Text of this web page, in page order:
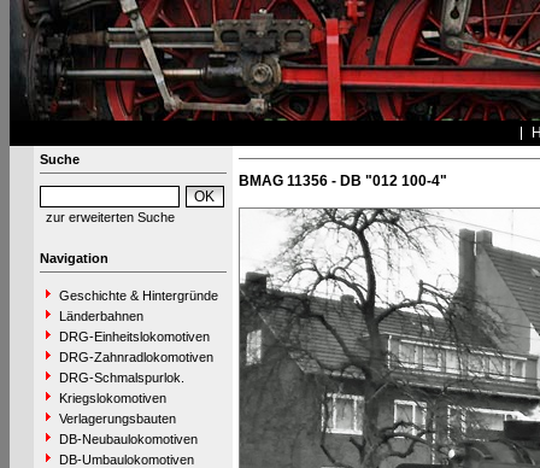
Suche
zur erweiterten Suche
Navigation
Geschichte & Hintergründe
Länderbahnen
DRG-Einheitslokomotiven
DRG-Zahnradlokomotiven
DRG-Schmalspurlok.
Kriegslokomotiven
Verlagerungsbauten
DB-Neubaulokomotiven
DB-Umbaulokomotiven
BMAG 11356 - DB "012 100-4"